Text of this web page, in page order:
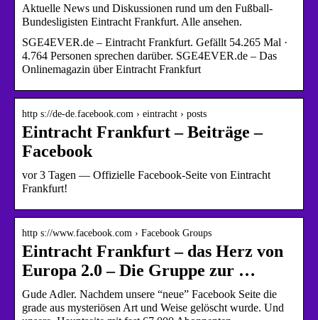
Aktuelle News und Diskussionen rund um den Fußball-
Bundesligisten Eintracht Frankfurt. Alle ansehen.
SGE4EVER.de – Eintracht Frankfurt. Gefällt 54.265 Mal ·
4.764 Personen sprechen darüber. SGE4EVER.de – Das
Onlinemagazin über Eintracht Frankfurt
http s://de-de.facebook.com › eintracht › posts
Eintracht Frankfurt – Beiträge –
Facebook
vor 3 Tagen — Offizielle Facebook-Seite von Eintracht
Frankfurt!
http s://www.facebook.com › Facebook Groups
Eintracht Frankfurt – das Herz von
Europa 2.0 – Die Gruppe zur …
Gude Adler. Nachdem unsere “neue” Facebook Seite die
grade aus mysteriösen Art und Weise gelöscht wurde. Und